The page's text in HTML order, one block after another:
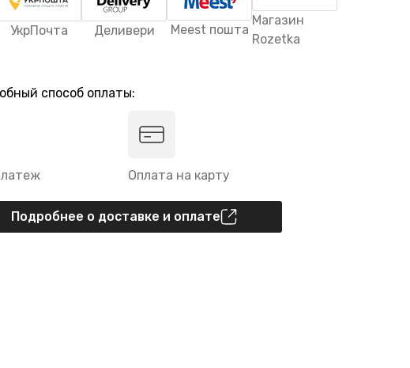
УкрПочта Деливери Meest пошта
Магазин
Rozetka
способ оплаты:
Оплата на карту
Подробнее о доставке и оплате